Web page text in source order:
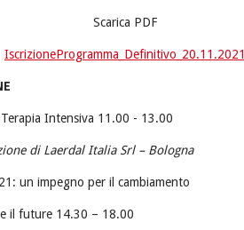
Scarica PDF
IscrizioneProgramma_Definitivo_20.11.2021
Intensiva 11.00 - 13.00
di Laerdal Italia Srl – Bologna
un impegno per il cambiamento
il future 14.30 – 18.00